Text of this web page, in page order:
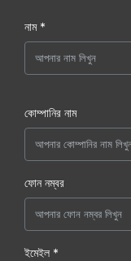
নাম *
কোম্পানির নাম
ফোন নম্বর
ইমেইল *